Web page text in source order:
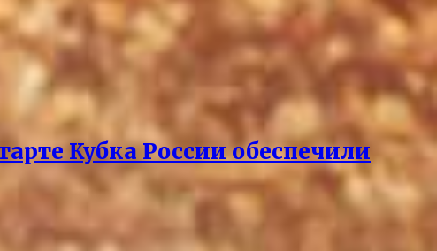
Кубка России обеспечили